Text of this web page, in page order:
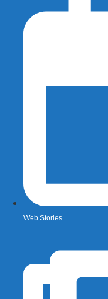
Web Stories